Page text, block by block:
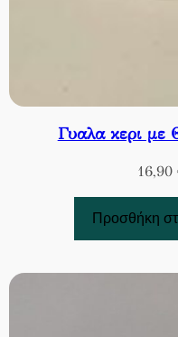
Γυαλα κερι με
16,90
Προσθήκη